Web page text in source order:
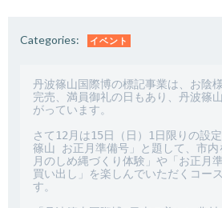
Categories: イベント
丹波篠山国際博の標記事業は、お陰
完売、満員御礼の日もあり、丹波篠
がっています。
さて12月は15日（日）1日限りの設
篠山 お正月準備号」と題して、市内
月のしめ縄づくり体験」や「お正月
買い出し」を楽しんでいただくコー
す。